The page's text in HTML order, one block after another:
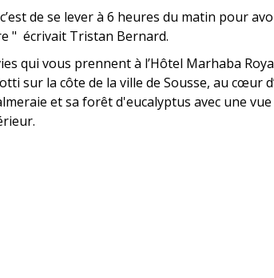
de se lever à 6 heures du matin pour
" écrivait Tristan Bernard.
qui vous prennent à l’Hôtel Marhaba
sur la côte de la ville de Sousse, au cœur
et sa forêt d'eucalyptus avec une